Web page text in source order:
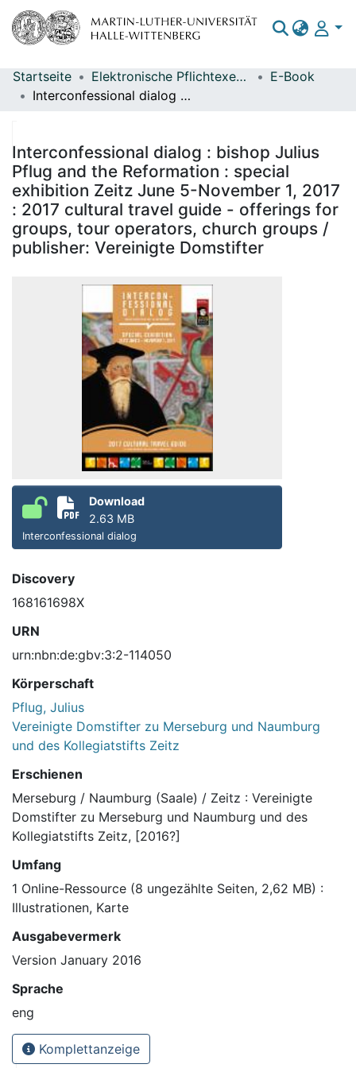
Bereiche & Sammlungen
Statistiken
Startseite Elektronische Pflichtexemplare
E-Book
Interconfessional dialog : bishop Julius Pflug and the Reformation : special exhibition Zeitz June 5-November 1, 2017 : 2017 cultural travel guide - offerings for groups, tour operators, church groups / publisher: Vereinigte Domstifter
Interconfessional dialog : bishop Julius
Pflug and the Reformation : special
exhibition Zeitz June 5-November 1, 2017
: 2017 cultural travel guide - offerings for
groups, tour operators, church groups /
publisher: Vereinigte Domstifter
Download
2.63 MB
Interconfessional dialog
Discovery
168161698X
URN
urn:nbn:de:gbv:3:2-114050
Körperschaft
Pflug, Julius
Vereinigte Domstifter zu Merseburg und Naumburg
und des Kollegiatstifts Zeitz
Erschienen
Merseburg / Naumburg (Saale) / Zeitz : Vereinigte
Domstifter zu Merseburg und Naumburg und des
Kollegiatstifts Zeitz, [2016?]
Umfang
1 Online-Ressource (8 ungezählte Seiten, 2,62 MB) :
Illustrationen, Karte
Ausgabevermerk
Version January 2016
Sprache
eng
Komplettanzeige